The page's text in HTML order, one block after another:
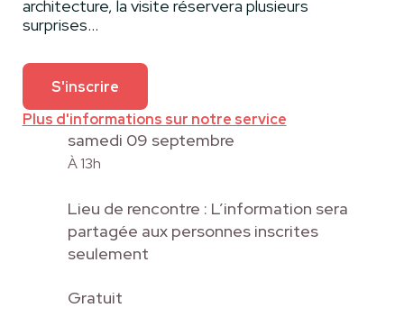
architecture, la visite réservera plusieurs
surprises...
S'inscrire
Plus d'informations sur notre service
samedi 09 septembre
À 13h
Lieu de rencontre : L’information sera
partagée aux personnes inscrites
seulement
Gratuit